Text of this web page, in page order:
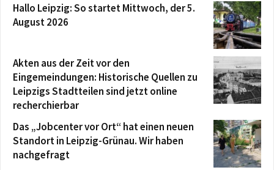
Hallo Leipzig: So startet Mittwoch, der 5.
August 2026
Akten aus der Zeit vor den
Eingemeindungen: Historische Quellen zu
Leipzigs Stadtteilen sind jetzt online
recherchierbar
Das „Jobcenter vor Ort“ hat einen neuen
Standort in Leipzig-Grünau. Wir haben
nachgefragt